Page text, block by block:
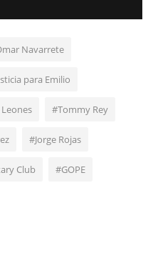
Navarrete
para Emilio
#Tommy Rey
#Jorge Rojas
Club #GOPE